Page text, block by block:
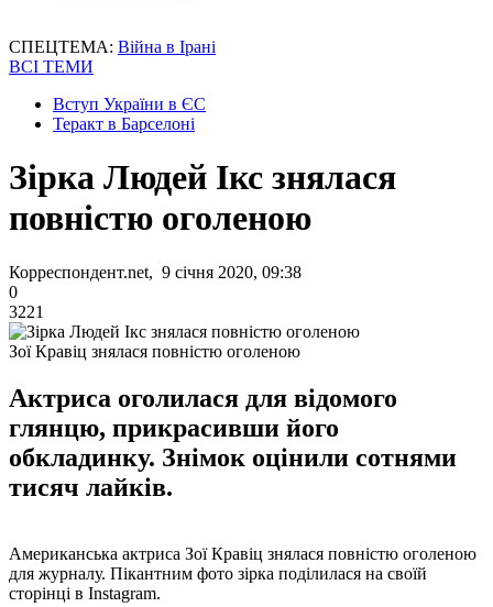
СПЕЦТЕМА: Війна в Ірані
ВСІ ТЕМИ
Вступ України в ЄС
Теракт в Барселоні
Зірка Людей Ікс знялася
повністю оголеною
Корреспондент.net, 9 січня 2020, 09:38
0
3221
Зої Кравіц знялася повністю оголеною
Актриса оголилася для відомого
глянцю, прикрасивши його
обкладинку. Знімок оцінили сотнями
тисяч лайків.
Американська актриса Зої Кравіц знялася повністю оголеною
для журналу. Пікантним фото зірка поділилася на своїй
сторінці в Instagram.